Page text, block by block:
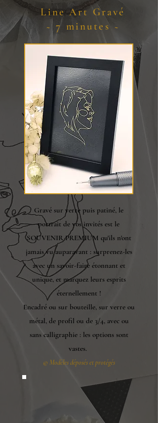
Line Art Gravé
~ 7 minutes ~
Gravé sur verre puis patiné, le
portrait de vos invités est le
SOUVENIR PREMIUM qu'ils n'ont
jamais vu auparavant : surprenez-les
avec un savoir-faire étonnant et
unique, et marquez leurs esprits
éternellement !
Encadré ou sur bouteille, sur verre ou
métal, de profil ou de 3/4, avec ou
sans calligraphie : les options sont
vastes.
© Modèles déposés et protégés